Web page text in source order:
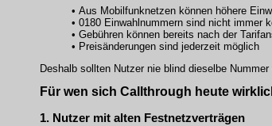
• Aus Mobilfunknetzen können höhere
• 0180 Einwahlnummern sind nicht immer
• Gebühren können bereits nach der
• Preisänderungen sind jederzeit möglich
Deshalb sollten Nutzer nie blind dieselbe Nummer
Für wen sich Callthrough heute
1. Nutzer mit alten Festnetzverträgen